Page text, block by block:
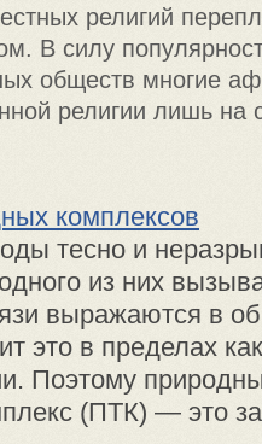
религий
В силу
обществ многие
религии лишь на
комплексов
тесно и
из них
выражаются в
это в пределах
Поэтому
(ПТК) — это